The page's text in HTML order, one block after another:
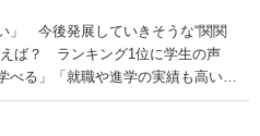
」 今後発展していきそうな“関関
えば？ ランキング1位に学生の声
べる」「就職や進学の実績も高い」